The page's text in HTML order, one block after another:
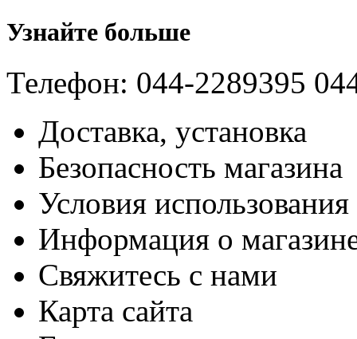
Узнайте больше
Телефон: 044-2289395
Доставка, установка
Безопасность магазина
Условия использования
Информация о
Свяжитесь с нами
Карта сайта